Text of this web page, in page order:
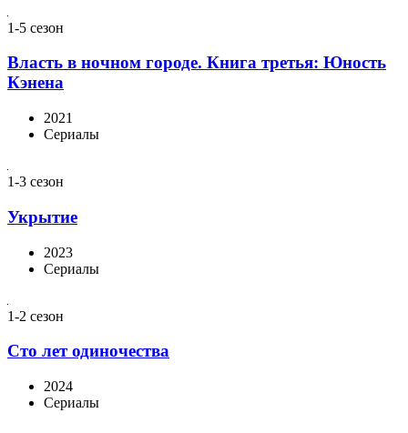
1-5 сезон
Власть в ночном городе. Книга третья: Юность
Кэнена
2021
Сериалы
1-3 сезон
Укрытие
2023
Сериалы
1-2 сезон
Сто лет одиночества
2024
Сериалы